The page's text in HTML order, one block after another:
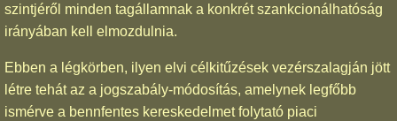
szintjéről minden tagállamnak a konkrét szankcionálhatóság
irányában kell elmozdulnia.
Ebben a légkörben, ilyen elvi célkitűzések vezérszalagján jött
létre tehát az a jogszabály-módosítás, amelynek legfőbb
ismérve a bennfentes kereskedelmet folytató piaci